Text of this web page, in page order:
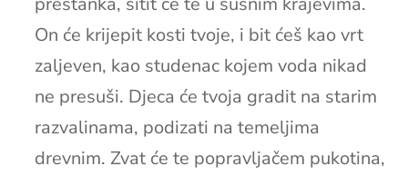
On će krijepit kosti tvoje, i bit ćeš kao vrt
zaljeven, kao studenac kojem voda nikad
ne presuši. Djeca će tvoja gradit na starim
razvalinama, podizati na temeljima
drevnim. Zvat će te popravljačem pukotina,